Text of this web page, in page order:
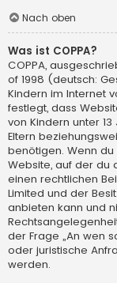
Nach oben
Was ist COPPA?
COPPA,
of 1998 (deutsch:
Kindern im Internet
festlegt, dass
von Kindern unter
Eltern
benötigen. Wenn
Website, auf der du
einen rechtlichen
Limited und der
anbieten kann und
der Frage „An wen
oder juristische
werden.